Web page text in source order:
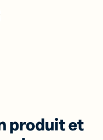
produit et